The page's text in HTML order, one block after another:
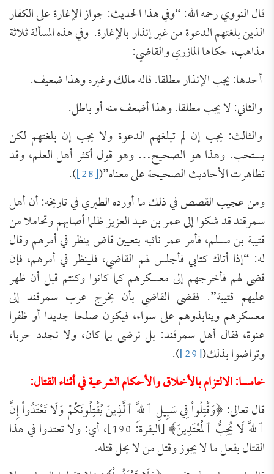
قال النووي رحمه الله: “وفي هذا الحديث: جواز الإغارة على الكفار
الذين بلغتهم الدعوة من غير إنذار بالإغارة. وفي هذه المسألة ثلاثة
مذاهب، حكاها المازري والقاضي:
أحدها: يجب الإنذار مطلقا. قاله مالك وغيره وهذا ضعيف.
والثاني: لا يجب مطلقا. وهذا أضعف منه أو باطل.
والثالث: يجب إن لم تبلغهم الدعوة ولا يجب إن بلغتهم لكن
يستحب. وهذا هو الصحيح… وهو قول أكثر أهل العلم، وقد
تظاهرت الأحاديث الصحيحة على معناه”([28]
).
ومن عجيب القصص في ذلك ما أورده الطبري في تاريخه: أن أهل
سمرقند قد شكوا إلى عمر بن عبد العزيز ظلما أصابهم وتحاملا من
قتيبة بن مسلم، فأمر عمر نائبه بتعيين قاض ينظر في أمرهم وقال
له: “إذا أتاك كتابي فأجلس لهم القاضي، فلينظر في أمرهم، فإن
قضى لهم فأخرجهم إلى معسكرهم كما كانوا وكنتم قبل أن ظهر
عليهم قتيبة”. فقضى القاضي بأن يخرج عرب سمرقند إلى
معسكرهم وينابذوهم على سواء، فيكون صلحا جديدا أو ظفرا
عنوة، فقال أهل سمرقند: بل نرضى بما كان، ولا نجدد حربا،
وتراضوا بذلك([29]
).
خامسا: الالتزام بالأخلاق والأحكام الشرعية في أثناء القتال:
قال تعالى: ﴿وَقَٰتِلُواْ فِي سَبِيلِ ٱللَّهِ ٱلَّذِينَ يُقَٰتِلُونَكُمْ ‌وَلَا ‌تَعْتَدُواْ إِنَّ
ٱللَّهَ لَا يُحِبُّ ٱلْمُعْتَدِينَ﴾ [البقرة: 190]، أي: ولا تعتدوا في هذا
القتال بفعل ما لا يجوز وقتل من لا يحل قتله.